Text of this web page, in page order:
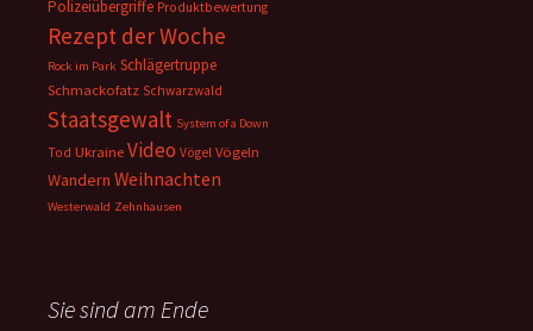
Polizeiübergriffe Produktbewertung
Rezept der Woche
Rock im Park Schlägertruppe
Schmackofatz Schwarzwald
Staatsgewalt System of a Down
Tod Ukraine Video Vögel Vögeln
Wandern Weihnachten
Westerwald Zehnhausen
Sie sind am Ende